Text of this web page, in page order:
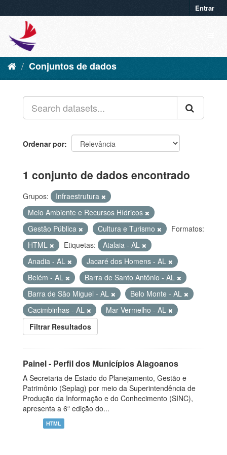
Entrar
Conjuntos de dados
Ordenar por
1 conjunto de dados encontrado
Grupos:
Infraestrutura
Meio Ambiente e Recursos Hídricos
Gestão Pública
Cultura e Turismo
Formatos:
HTML
Etiquetas:
Atalaia - AL
Anadia - AL
Jacaré dos Homens - AL
Belém - AL
Barra de Santo Antônio - AL
Barra de São Miguel - AL
Belo Monte - AL
Cacimbinhas - AL
Mar Vermelho - AL
Filtrar Resultados
Painel - Perfil dos Municípios Alagoanos
A Secretaria de Estado do Planejamento, Gestão e
Patrimônio (Seplag) por meio da Superintendência de
Produção da Informação e do Conhecimento (SINC),
apresenta a 6ª edição do...
HTML